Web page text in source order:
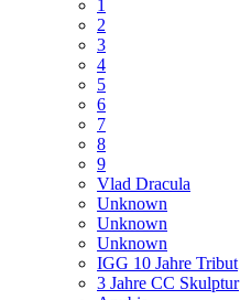
1
2
3
4
5
6
7
8
9
Vlad Dracula
Unknown
Unknown
Unknown
IGG 10 Jahre Tribut
3 Jahre CC Skulptur